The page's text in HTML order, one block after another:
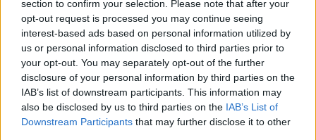
section to confirm your selection. Please note that after your
opt-out request is processed you may continue seeing
interest-based ads based on personal information utilized by
us or personal information disclosed to third parties prior to
your opt-out. You may separately opt-out of the further
disclosure of your personal information by third parties on the
IAB’s list of downstream participants. This information may
also be disclosed by us to third parties on the IAB’s List of
Downstream Participants that may further disclose it to other